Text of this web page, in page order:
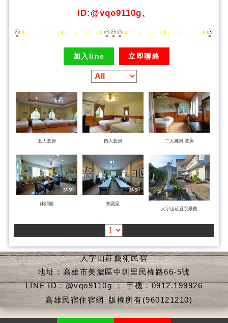
ID:@vqo9110g、
加入line 立即聯絡
五人套房 四人套房 二人雅房-套房
休閒廳
會議室
人字山莊庭院景觀
人字山莊藝術民宿
地址：高雄市美濃區中圳里民權路66-5號
LINE ID：@vqo9110g ； 手機：0912.199926
高雄民宿住宿網 版權所有(960121210)